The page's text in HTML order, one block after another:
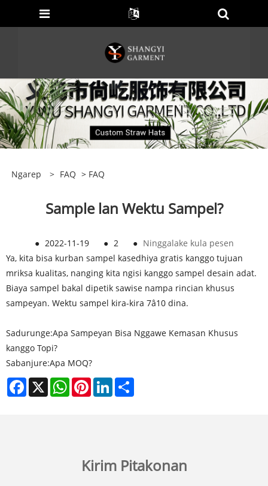
Ngarep > FAQ > FAQ
Sample lan Wektu Sampel?
● 2022-11-19 ● 2 ● Ninggalake kula pesen
Ya, kita bisa kurban sampel kasedhiya gratis kanggo tujuan
mriksa kualitas, nanging kita ngisi kanggo sampel desain adat.
Biaya sampel bakal dipetik sawise nampa rincian khusus
sampeyan. Wektu sampel kira-kira 7â10 dina.
Sadurunge:Apa Sampeyan Bisa Nggawe Kemasan Khusus
kanggo Topi?
Sabanjure:Apa MOQ?
Facebook
X WhatsAppPinterestLinkedIn
Kirim Pitakonan